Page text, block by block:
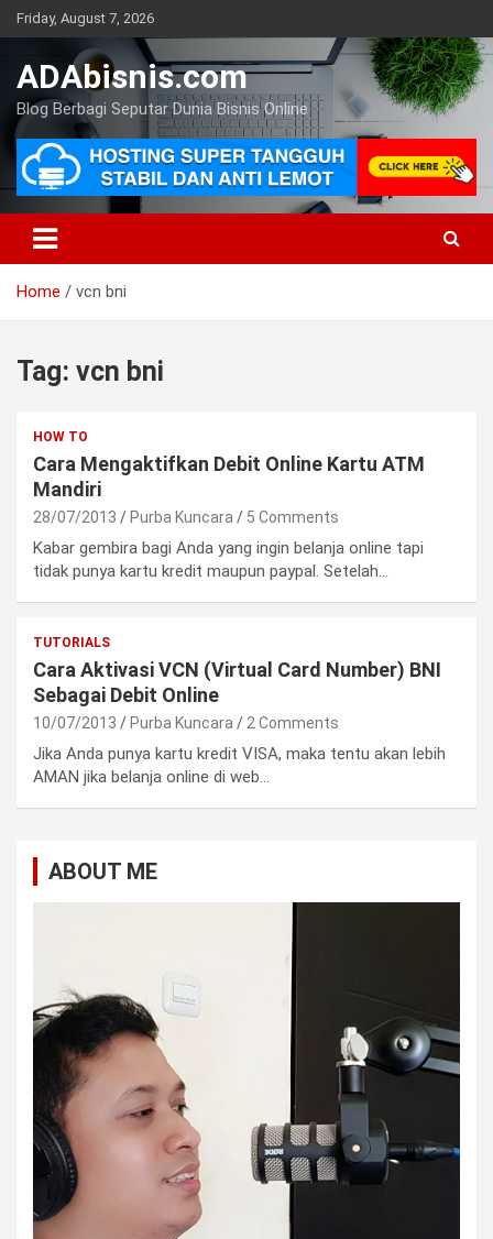
Skip
to
Friday, August 7, 2026
ADAbisnis.com
Blog Berbagi Seputar Dunia Bisnis Online
Home vcn bni
Tag: vcn bni
HOW TO
Cara Mengaktifkan Debit Online Kartu ATM
Mandiri
28/07/2013 Purba Kuncara 5 Comments
Kabar gembira bagi Anda yang ingin belanja online tapi
tidak punya kartu kredit maupun paypal. Setelah…
TUTORIALS
Cara Aktivasi VCN (Virtual Card Number) BNI
Sebagai Debit Online
10/07/2013 Purba Kuncara 2 Comments
Jika Anda punya kartu kredit VISA, maka tentu akan lebih
AMAN jika belanja online di web…
ABOUT ME